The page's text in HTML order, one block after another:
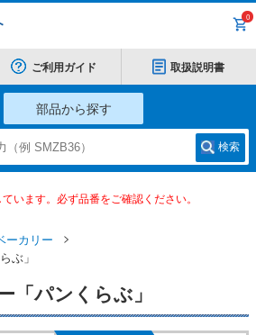
0
ご利用ガイド 取扱説明書
部品から探す
検索
います。必ず品番をご確認ください。
ーカリー
ぶ」
「パンくらぶ」